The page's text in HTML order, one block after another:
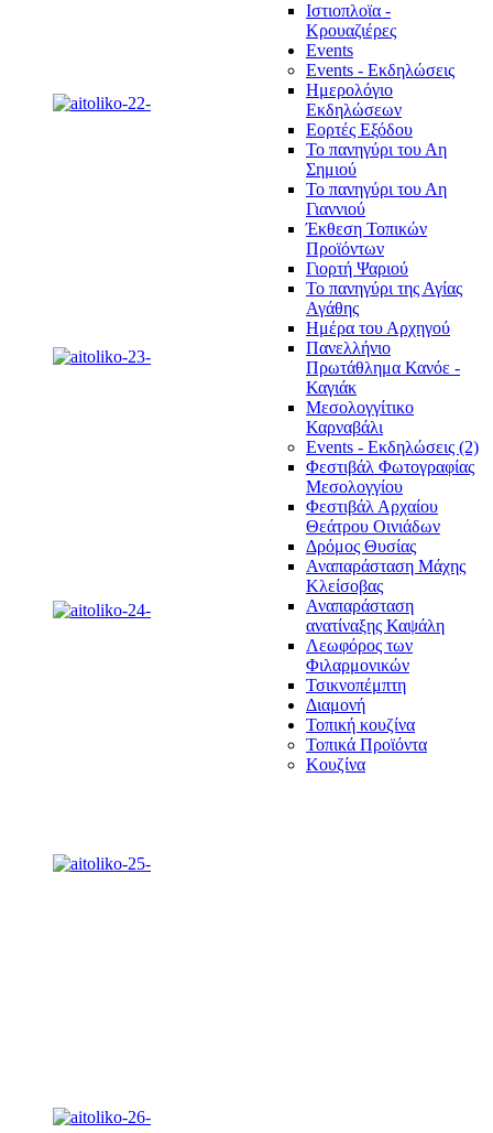
Ιστιοπλοϊα -
Κρουαζιέρες
Events
Events - Εκδηλώσεις
Ημερολόγιο
Εκδηλώσεων
Εορτές Εξόδου
Το πανηγύρι του Αη
Σημιού
Το πανηγύρι του Αη
Γιαννιού
Έκθεση Τοπικών
Προϊόντων
Γιορτή Ψαριού
Το πανηγύρι της Αγίας
Αγάθης
Ημέρα του Αρχηγού
Πανελλήνιο
Πρωτάθλημα Κανόε -
Καγιάκ
Μεσολογγίτικο
Καρναβάλι
Events - Εκδηλώσεις (2)
Φεστιβάλ Φωτογραφίας
Μεσολογγίου
Φεστιβάλ Αρχαίου
Θεάτρου Οινιάδων
Δρόμος Θυσίας
Αναπαράσταση Μάχης
Κλείσοβας
Αναπαράσταση
ανατίναξης Καψάλη
Λεωφόρος των
Φιλαρμονικών
Τσικνοπέμπτη
Διαμονή
Τοπική κουζίνα
Τοπικά Προϊόντα
Κουζίνα